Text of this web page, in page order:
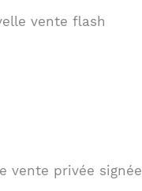
vente flash
vente privée signée